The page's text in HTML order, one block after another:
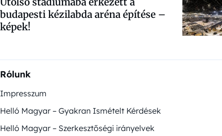
budapesti kézilabda aréna építése –
képek!
Rólunk
Impresszum
Helló Magyar – Gyakran Ismételt Kérdések
Helló Magyar – Szerkesztőségi irányelvek